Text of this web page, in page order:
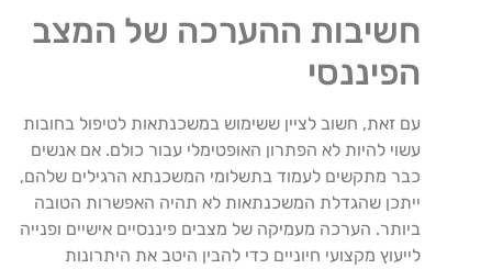
חשיבות ההערכה של המצב
הפיננסי
עם זאת, חשוב לציין ששימוש במשכנתאות לטיפול בחובות
עשוי להיות לא הפתרון האופטימלי עבור כולם. אם אנשים
כבר מתקשים לעמוד בתשלומי המשכנתא הרגילים שלהם,
ייתכן שהגדלת המשכנתאות לא תהיה האפשרות הטובה
ביותר. הערכה מעמיקה של מצבים פיננסיים אישיים ופנייה
לייעוץ מקצועי חיוניים כדי להבין היטב את היתרונות